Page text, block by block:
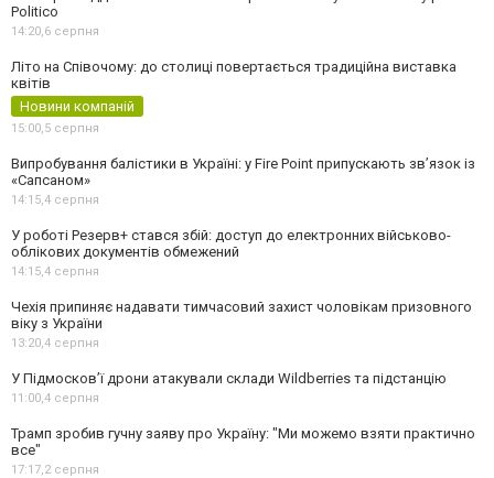
Politico
14:20,6 серпня
Літо на Співочому: до столиці повертається традиційна виставка
квітів
Новини компаній
15:00,5 серпня
Випробування балістики в Україні: у Fire Point припускають зв’язок із
«Сапсаном»
14:15,4 серпня
У роботі Резерв+ стався збій: доступ до електронних військово-
облікових документів обмежений
14:15,4 серпня
Чехія припиняє надавати тимчасовий захист чоловікам призовного
віку з України
13:20,4 серпня
У Підмосков’ї дрони атакували склади Wildberries та підстанцію
11:00,4 серпня
Трамп зробив гучну заяву про Україну: "Ми можемо взяти практично
все"
17:17,2 серпня